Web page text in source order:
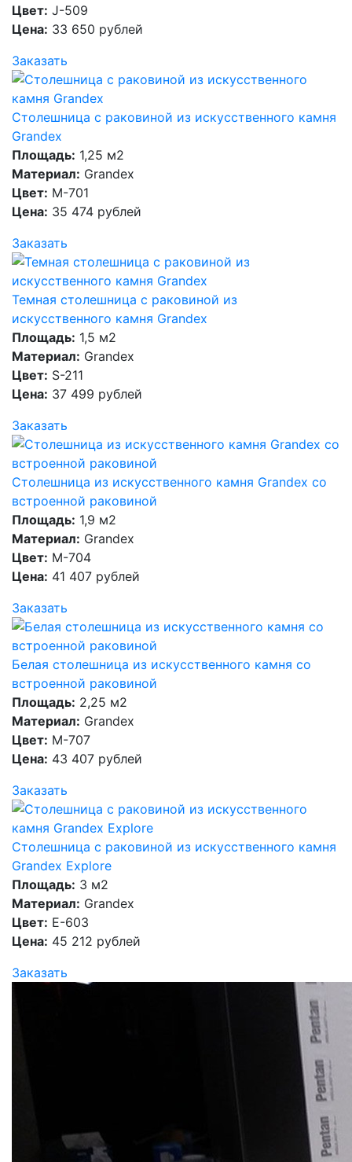
Цвет: J-509
Цена: 33 650 рублей
Заказать
Столешница с раковиной из искусственного камня
Grandex
Площадь: 1,25 м2
Материал: Grandex
Цвет: M-701
Цена: 35 474 рублей
Заказать
Темная столешница с раковиной из
искусственного камня Grandex
Площадь: 1,5 м2
Материал: Grandex
Цвет: S-211
Цена: 37 499 рублей
Заказать
Столешница из искусственного камня Grandex со
встроенной раковиной
Площадь: 1,9 м2
Материал: Grandex
Цвет: M-704
Цена: 41 407 рублей
Заказать
Белая столешница из искусственного камня со
встроенной раковиной
Площадь: 2,25 м2
Материал: Grandex
Цвет: M-707
Цена: 43 407 рублей
Заказать
Столешница с раковиной из искусственного камня
Grandex Explore
Площадь: 3 м2
Материал: Grandex
Цвет: E-603
Цена: 45 212 рублей
Заказать